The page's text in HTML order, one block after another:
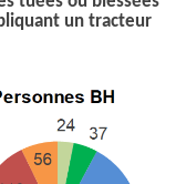
un tracteur